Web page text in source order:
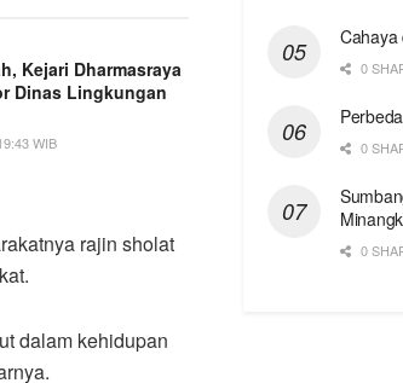
Kejari Dharmasraya
Dinas Lingkungan
WIB
rajin sholat
dalam kehidupan
Cahaya
0
0
0